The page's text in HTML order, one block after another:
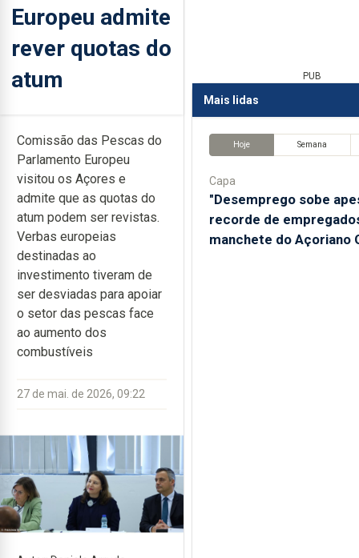
Europeu admite
rever quotas do
atum
Comissão das Pescas do
Parlamento Europeu
visitou os Açores e
admite que as quotas do
atum podem ser revistas.
Verbas europeias
destinadas ao
investimento tiveram de
ser desviadas para apoiar
o setor das pescas face
ao aumento dos
combustíveis
27 de mai. de 2026, 09:22
PUB
Mais lidas
Hoje Semana
Capa
"Desemprego sobe
recorde de
manchete do Açoriano